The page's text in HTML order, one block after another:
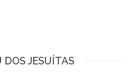
DOS JESUÍTAS